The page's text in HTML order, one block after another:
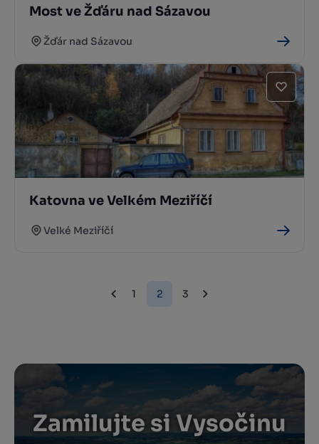
Most ve Žďáru nad Sázavou
Žďár nad Sázavou
Katovna ve Velkém Meziříčí
Velké Meziříčí
1 2 3
Zamilujte si Vysočinu